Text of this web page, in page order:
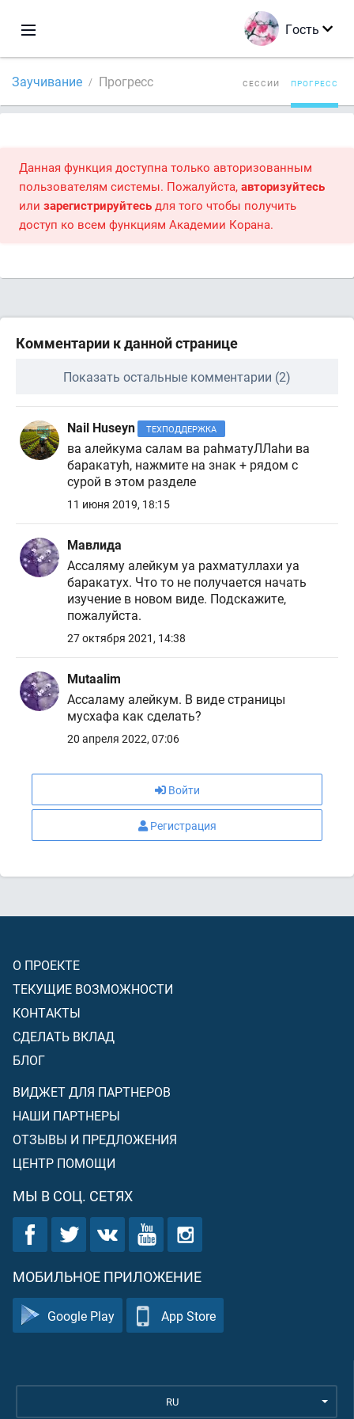
Гость
Заучивание Прогресс СЕССИИ ПРОГРЕСС
Данная функция доступна только авторизованным
пользователям системы. Пожалуйста, авторизуйтесь
или зарегистрируйтесь для того чтобы получить
доступ ко всем функциям Академии Корана.
Комментарии к данной странице
Показать остальные комментарии (2)
Nail Huseyn ТЕХПОДДЕРЖКА
ва алейкума салам ва раhматуЛЛаhи ва
баракатуh, нажмите на знак + рядом с
сурой в этом разделе
11 июня 2019, 18:15
Мавлида
Ассаляму алейкум уа рахматуллахи уа
баракатух. Что то не получается начать
изучение в новом виде. Подскажите,
пожалуйста.
27 октября 2021, 14:38
Mutaalim
Ассаламу алейкум. В виде страницы
мусхафа как сделать?
20 апреля 2022, 07:06
Войти
Регистрация
О ПРОЕКТЕ
ТЕКУЩИЕ ВОЗМОЖНОСТИ
КОНТАКТЫ
СДЕЛАТЬ ВКЛАД
БЛОГ
ВИДЖЕТ ДЛЯ ПАРТНЕРОВ
НАШИ ПАРТНЕРЫ
ОТЗЫВЫ И ПРЕДЛОЖЕНИЯ
ЦЕНТР ПОМОЩИ
МЫ В СОЦ. СЕТЯХ
МОБИЛЬНОЕ ПРИЛОЖЕНИЕ
Google Play App Store
RU